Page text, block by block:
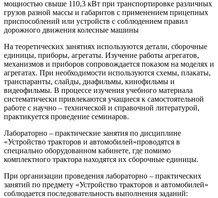
мощностью свыше 110,3 кВт при транспортировке различных
грузов разной массы и габаритов с применением прицепных
приспособлений или устройств с соблюдением правил
дорожного движения колесные машины
На теоретических занятиях используются детали, сборочные
единицы, приборы, агрегаты. Изучение работы агрегатов,
механизмов и приборов сопровождается показом на моделях и
агрегатах. При необходимости используются схемы, плакаты,
транспаранты, слайды, диафильмы, кинофильмы и
видеофильмы. В процессе изучения учебного материала
систематически привлекаются учащиеся к самостоятельной
работе с научно – технической и справочной литературой,
практикуется проведение семинаров.
Лабораторно – практические занятия по дисциплине
«Устройство тракторов и автомобилей»проводятся в
специально оборудованном кабинете, где помимо
комплектного трактора находятся их сборочные единицы.
При организации проведения лабораторно – практических
занятий по предмету «Устройство тракторов и автомобилей»
соблюдается последовательность выполнения заданий: